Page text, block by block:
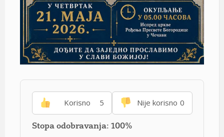
Korisno 5 Nije korisno 0
Stopa odobravanja: 100%